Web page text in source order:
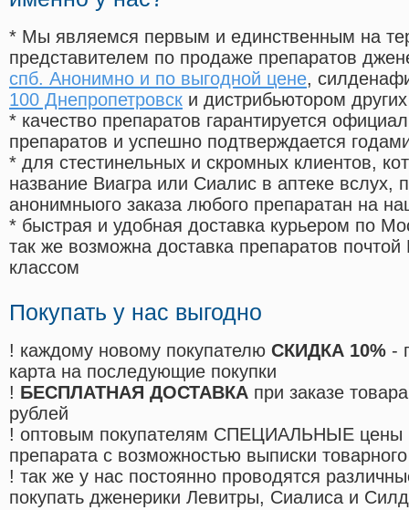
* Мы являемся первым и единственным на
представителем по продаже препаратов
спб. Анонимно и по выгодной цене,
100 Днепропетровск и дистрибьютором
* качество препаратов гарантируется
препаратов и успешно подтверждается
* для стестинельных и скромных клиентов,
название Виагра или Сиалис в аптеке вслух,
анонимныого заказа любого препаратан на
* быстрая и удобная доставка курьером по
так же возможна доставка препаратов
классом
Покупать у нас выгодно
! каждому новому покупателю СКИДКА 10% -
карта на последующие покупки
! БЕСПЛАТНАЯ ДОСТАВКА при заказе
рублей
! оптовым покупателям СПЕЦИАЛЬНЫЕ цены
препарата с возможностью выписки
! так же у нас постоянно проводятся
покупать дженерики Левитры, Сиалиса и